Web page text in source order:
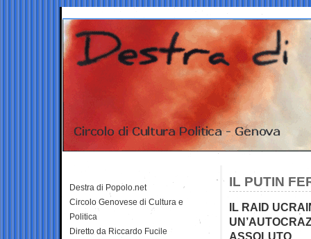
IL PUTIN
IL RAID
ASSOLUTO
Destra di Popolo.net
Circolo Genovese di Cultura e
Politica
Diretto da Riccardo Fucile